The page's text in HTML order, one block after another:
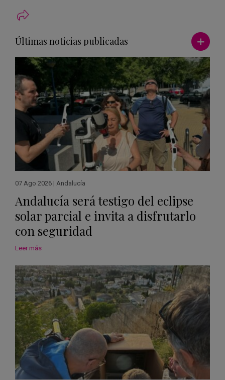
Últimas noticias publicadas Ver más
07 Ago 2026 | Andalucía
Andalucía será testigo del eclipse
solar parcial e invita a disfrutarlo
con seguridad
Leer más